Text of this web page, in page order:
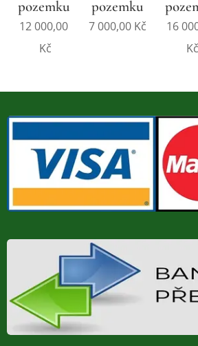
pozemku
12 000,00
Kč
pozemku
7 000,00Kč
16
Kč